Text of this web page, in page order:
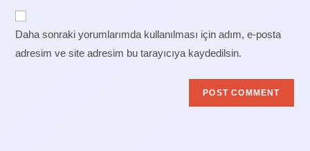
URL
(optional)
Daha sonraki yorumlarımda kullanılması için adım, e-posta
adresim ve site adresim bu tarayıcıya kaydedilsin.